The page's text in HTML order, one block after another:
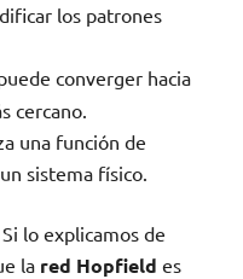
los patrones
converger hacia
cercano.
una función de
sistema físico.
lo explicamos de
la red Hopfield es